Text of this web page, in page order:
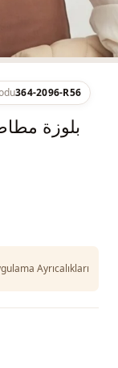
364-2096-R56
بلوزة
Ayrıcalıkları